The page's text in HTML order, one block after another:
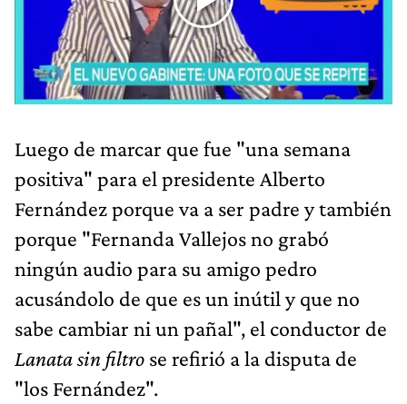
Luego de marcar que fue "una semana
positiva" para el presidente Alberto
Fernández porque va a ser padre y también
porque "Fernanda Vallejos no grabó
ningún audio para su amigo pedro
acusándolo de que es un inútil y que no
sabe cambiar ni un pañal", el conductor de
Lanata sin filtro se refirió a la disputa de
"los Fernández".